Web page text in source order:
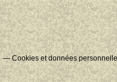
Cookies et données